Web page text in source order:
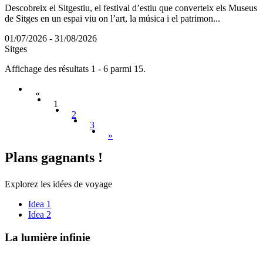
Descobreix el Sitgestiu, el festival d’estiu que converteix els Museus
de Sitges en un espai viu on l’art, la música i el patrimon...
01/07/2026 - 31/08/2026
Sitges
Affichage des résultats 1 - 6 parmi 15.
«
1
2
3
»
Plans gagnants !
Explorez les idées de voyage
Idea 1
Idea 2
La lumière infinie